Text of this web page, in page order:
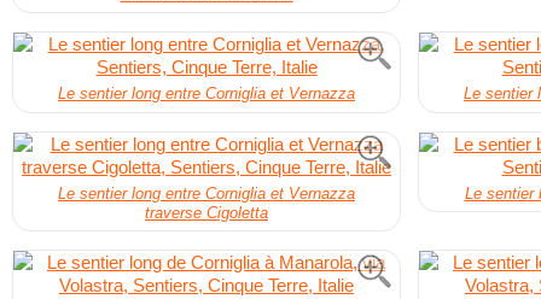
Le sentier long entre Corniglia et Vernazza Le sentier
Le sentier long entre Corniglia et Vernazza
traverse Cigoletta
Le sentier